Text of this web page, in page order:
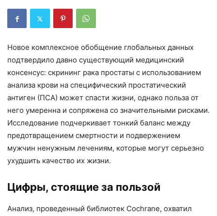
Новое комплексное обобщение глобальных данных
подтвердило давно существующий медицинский
консенсус: скрининг рака простаты с использованием
анализа крови на специфический простатический
антиген (ПСА) может спасти жизни, однако польза от
него умеренна и сопряжена со значительными рисками.
Исследование подчеркивает тонкий баланс между
предотвращением смертности и подвержением
мужчин ненужным лечениям, которые могут серьезно
ухудшить качество их жизни.
Цифры, стоящие за пользой
Анализ, проведенный библиотек Cochrane, охватил